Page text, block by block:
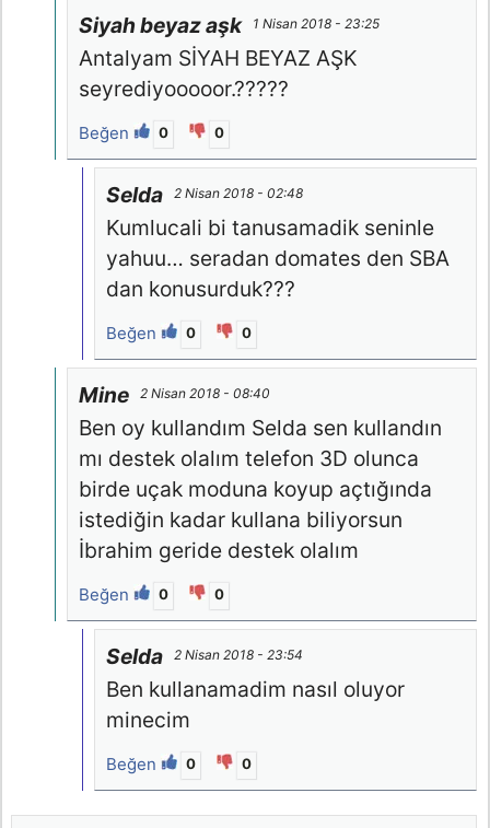
Siyah beyaz aşk 1 Nisan 2018 - 23:25
Antalyam SİYAH BEYAZ AŞK
seyrediyooooor.?????
Beğen 0 0
Selda 2 Nisan 2018 - 02:48
Kumlucali bi tanusamadik seninle
yahuu… seradan domates den SBA
dan konusurduk???
Beğen 0 0
Mine 2 Nisan 2018 - 08:40
Ben oy kullandım Selda sen kullandın
mı destek olalım telefon 3D olunca
birde uçak moduna koyup açtığında
istediğin kadar kullana biliyorsun
İbrahim geride destek olalım
Beğen 0 0
Selda 2 Nisan 2018 - 23:54
Ben kullanamadim nasıl oluyor
minecim
Beğen 0 0